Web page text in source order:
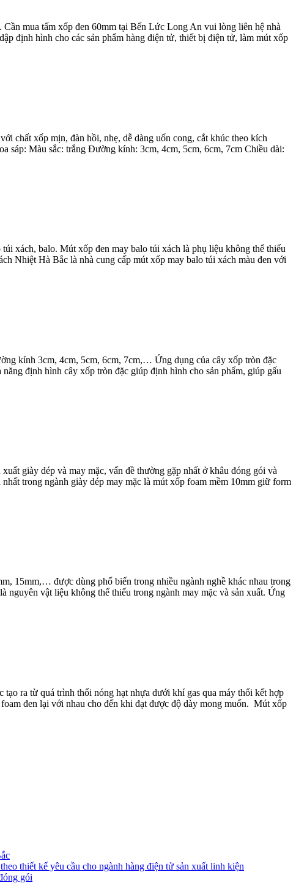
mua tấm xốp đen 60mm tại Bến Lức Long An vui lòng liên hệ nhà
định hình cho các sản phẩm hàng điện tử, thiết bị điện tử, làm mút xốp
chất xốp mịn, đàn hồi, nhẹ, dễ dàng uốn cong, cắt khúc theo kích
sáp: Màu sắc: trắng Đường kính: 3cm, 4cm, 5cm, 6cm, 7cm Chiều dài:
xách, balo. Mút xốp đen may balo túi xách là phụ liệu không thể thiếu
Nhiệt Hà Bắc là nhà cung cấp mút xốp may balo túi xách màu đen với
kính 3cm, 4cm, 5cm, 6cm, 7cm,… Ứng dụng của cây xốp tròn đặc
định hình cây xốp tròn đặc giúp định hình cho sản phẩm, giúp gấu
giày dép và may mặc, vấn đề thường gặp nhất ở khâu đóng gói và
trong ngành giày dép may mặc là mút xốp foam mềm 10mm giữ form
15mm,… được dùng phổ biến trong nhiều ngành nghề khác nhau trong
vật liệu không thể thiếu trong ngành may mặc và sản xuất. Ứng
ra từ quá trình thổi nóng hạt nhựa dưới khí gas qua máy thổi kết hợp
đen lại với nhau cho đến khi đạt được độ dày mong muốn. Mút xốp
thiết kế yêu cầu cho ngành hàng điện tử sản xuất linh kiện
gói